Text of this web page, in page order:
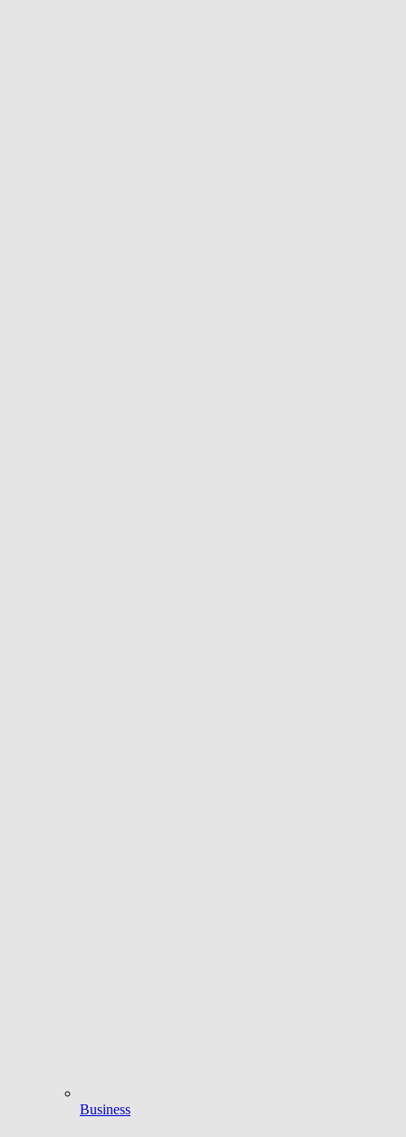
Business